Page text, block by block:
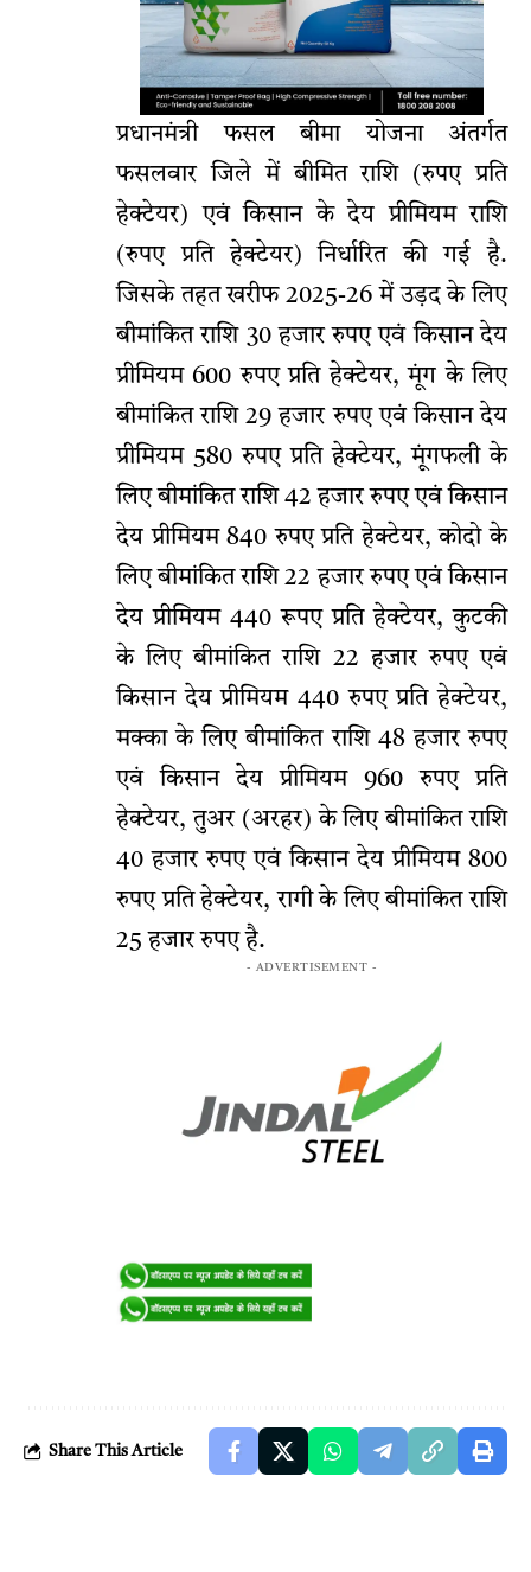
प्रधानमंत्री फसल बीमा योजना अंतर्गत
फसलवार जिले में बीमित राशि (रुपए प्रति
हेक्टेयर) एवं किसान के देय प्रीमियम राशि
(रुपए प्रति हेक्टेयर) निर्धारित की गई है.
जिसके तहत खरीफ 2025-26 में उड़द के लिए
बीमांकित राशि 30 हजार रुपए एवं किसान देय
प्रीमियम 600 रुपए प्रति हेक्टेयर, मूंग के लिए
बीमांकित राशि 29 हजार रुपए एवं किसान देय
प्रीमियम 580 रुपए प्रति हेक्टेयर, मूंगफली के
लिए बीमांकित राशि 42 हजार रुपए एवं किसान
देय प्रीमियम 840 रुपए प्रति हेक्टेयर, कोदो के
लिए बीमांकित राशि 22 हजार रुपए एवं किसान
देय प्रीमियम 440 रूपए प्रति हेक्टेयर, कुटकी
के लिए बीमांकित राशि 22 हजार रुपए एवं
किसान देय प्रीमियम 440 रुपए प्रति हेक्टेयर,
मक्का के लिए बीमांकित राशि 48 हजार रुपए
एवं किसान देय प्रीमियम 960 रुपए प्रति
हेक्टेयर, तुअर (अरहर) के लिए बीमांकित राशि
40 हजार रुपए एवं किसान देय प्रीमियम 800
रुपए प्रति हेक्टेयर, रागी के लिए बीमांकित राशि
25 हजार रुपए है.
- ADVERTISEMENT -
Share This Article